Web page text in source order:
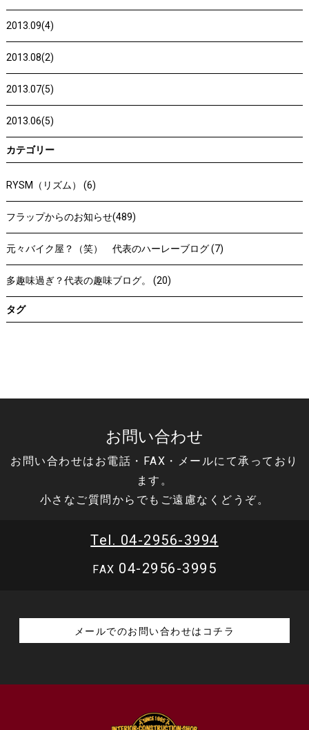
2013.09(4)
2013.08(2)
2013.07(5)
2013.06(5)
カテゴリー
RYSM（リズム） (6)
フラップからのお知らせ(489)
元々バイク屋？（笑） 代表のハーレーブログ (7)
多趣味過ぎ？代表の趣味ブログ。 (20)
タグ
お問い合わせ
お問い合わせはお電話・FAX・メールにて承っており
ます。
小さなご質問からでもご遠慮なくどうぞ。
Tel. 04-2956-3994
FAX 04-2956-3995
メールでのお問い合わせはコチラ